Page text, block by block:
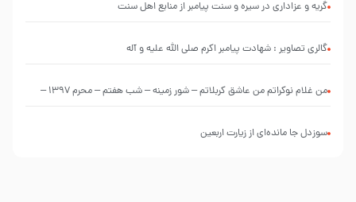
گریه و عزاداری در سیره و سنت پیامبر از منابع اهل سنت
گالری تصاویر : شهادت پیامبر اکرم صلی الله علیه و آله
من غلام نوکراتم من عاشق کربلاتم – شور زمینه – شب هفتم – محرم 1397 –
سوزدل جا مانده‌ای از زیارت اربعین